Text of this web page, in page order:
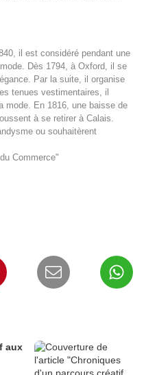
il est considéré pendant une
Dès 1794, à Oxford, il se
Par la suite, il organise
tenues vestimentaires, il
mode. En 1816, une baisse de
à se retirer à Calais.
ou souhaitèrent
Commerce"
aux